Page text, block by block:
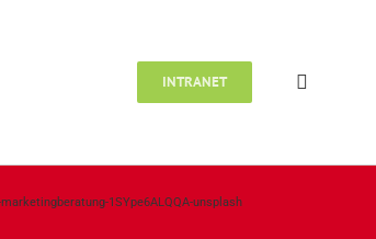
INTRANET
1SYpe6ALQQA-unsplash